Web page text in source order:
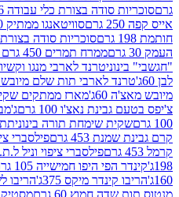
בצורת כלי עבודה 216 גרם
סוויטאנגו ממתיק 700 גרם
סוכריות סודה בצורת פיצה 180 גרם
ממרח תמרים 450 גרם קליית גת
טרנד לארבי מנגו וקשיו 28ג'
טרנד
לארבי תות שלם מיובש שוקו 60ג'
מארז ממתקים שקית הפתעה
נאצ'ו 100 גרם
ג'מבו טורטילה
שימחת תורה בינוניתתערובת להכנת
453 גרם
פילסברי ציפוי קרמל מלוח
פילסברי ציפוי וניל ל.ת.סוכר 454ג'
היפו חמישייה 105 גרם
צ'יטוס מק
מיקס 375ג'
הריבו לשון תוססת ל.
חמוץ 60 גרם